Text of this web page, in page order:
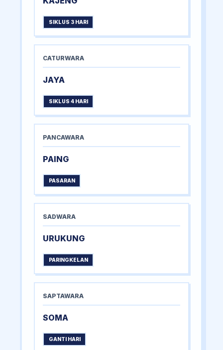
SIKLUS 3 HARI
CATURWARA
JAYA
SIKLUS 4 HARI
PANCAWARA
PAING
PASARAN
SADWARA
URUKUNG
PARINGKELAN
SAPTAWARA
SOMA
GANTI HARI